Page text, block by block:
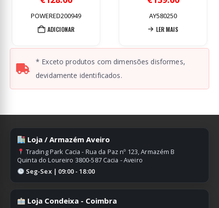
* Exceto produtos com dimensões disformes,
devidamente identificados.
Loja / Armazém Aveiro
Trading Park Cacia - Rua da Paz nº 123, Armazém B
Quinta do Loureiro 3800-587 Cacia - Aveiro
Seg-Sex | 09:00 - 18:00
Loja Condeixa - Coimbra